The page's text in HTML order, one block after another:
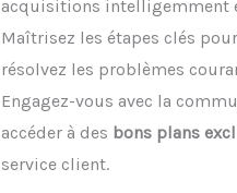
acquisitions intelligemment
Maîtrisez les étapes clés pour
résolvez les problèmes
Engagez-vous avec la
accéder à des bons plans
service client.